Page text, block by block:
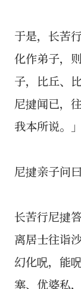
于是，长苦
化作弟子，
子，比丘、
尼揵闻已，
我本所说。」
尼揵亲子问
长苦行尼揵
离居士往诣
幻化呪，能
塞、优婆私